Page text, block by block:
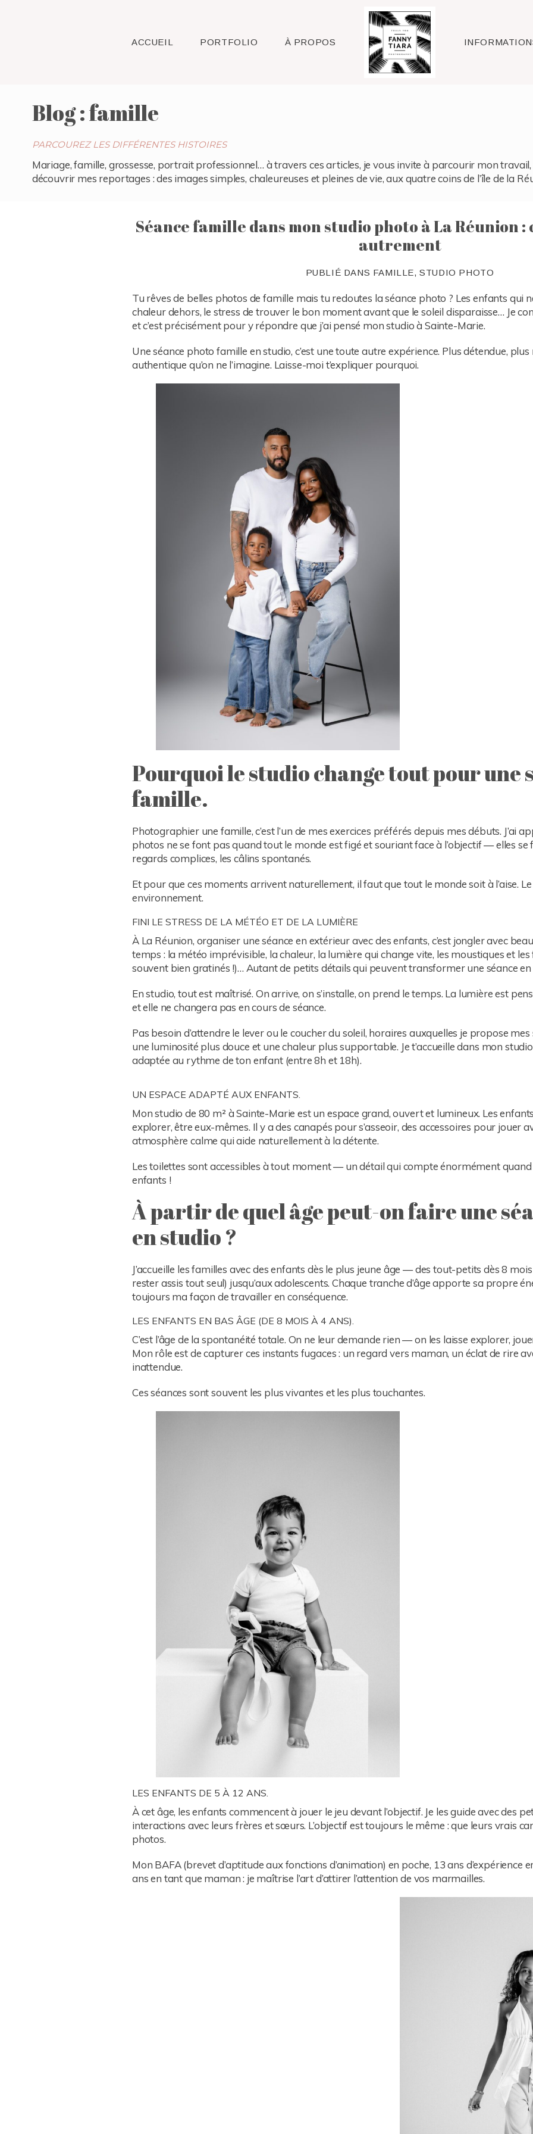
ACCUEIL PORTFOLIO À PROPOS Raleigh
Blog : famille
PARCOUREZ LES DIFFÉRENTES HISTOIRES
Mariage, famille, grossesse, portrait professionnel… à travers ces articles, je vous invite à parcourir mon travail,
découvrir mes reportages : des images simples, chaleureuses et pleines de vie, aux quatre coins de l’île de la
Séance famille dans mon studio photo à La Réunion
autrement
PUBLIÉ DANS FAMILLE,STUDIO PHOTO
Tu rêves de belles photos de famille mais tu redoutes la séance photo ? Les enfants qui
chaleur dehors, le stress de trouver le bon moment avant que le soleil disparaisse… Je
et c’est précisément pour y répondre que j’ai pensé mon studio à Sainte-Marie.
Une séance photo famille en studio, c’est une toute autre expérience. Plus détendue,
authentique qu’on ne l’imagine. Laisse-moi t’expliquer pourquoi.
Pourquoi le studio change tout pour une
famille.
Photographier une famille, c’est l’un de mes exercices préférés depuis mes débuts. J’ai
photos ne se font pas quand tout le monde est figé et souriant face à l’objectif — elles se
regards complices, les câlins spontanés.
Et pour que ces moments arrivent naturellement, il faut que tout le monde soit à l’aise.
environnement.
FINI LE STRESS DE LA MÉTÉO ET DE LA LUMIÈRE
À La Réunion, organiser une séance en extérieur avec des enfants, c’est jongler avec
temps : la météo imprévisible, la chaleur, la lumière qui change vite, les moustiques et
souvent bien gratinés !)… Autant de petits détails qui peuvent transformer une séance
En studio, tout est maîtrisé. On arrive, on s’installe, on prend le temps. La lumière est
et elle ne changera pas en cours de séance.
Pas besoin d’attendre le lever ou le coucher du soleil, horaires auxquelles je propose
une luminosité plus douce et une chaleur plus supportable. Je t’accueille dans mon
adaptée au rythme de ton enfant (entre 8h et 18h).
UN ESPACE ADAPTÉ AUX ENFANTS.
Mon studio de 80 m² à Sainte-Marie est un espace grand, ouvert et lumineux. Les
explorer, être eux-mêmes. Il y a des canapés pour s’asseoir, des accessoires pour jouer
atmosphère calme qui aide naturellement à la détente.
Les toilettes sont accessibles à tout moment — un détail qui compte énormément quand
enfants !
À partir de quel âge peut-on faire une
en studio ?
J’accueille les familles avec des enfants dès le plus jeune âge — des tout-petits dès 8
rester assis tout seul) jusqu’aux adolescents. Chaque tranche d’âge apporte sa propre
toujours ma façon de travailler en conséquence.
LES ENFANTS EN BAS ÂGE (DE 8 MOIS À 4 ANS).
C’est l’âge de la spontanéité totale. On ne leur demande rien — on les laisse explorer,
Mon rôle est de capturer ces instants fugaces : un regard vers maman, un éclat de rire
inattendue.
Ces séances sont souvent les plus vivantes et les plus touchantes.
LES ENFANTS DE 5 À 12 ANS.
À cet âge, les enfants commencent à jouer le jeu devant l’objectif. Je les guide avec des
interactions avec leurs frères et sœurs. L’objectif est toujours le même : que leurs vrais
photos.
Mon BAFA (brevet d’aptitude aux fonctions d’animation) en poche, 13 ans d’expérience
ans en tant que maman : je maîtrise l’art d’attirer l’attention de vos marmailles.